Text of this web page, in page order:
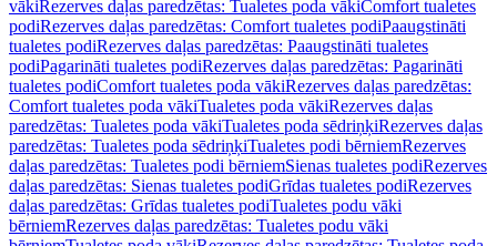
vākiRezerves daļas paredzētas: Tualetes poda vākiComfort tualetes
podiRezerves daļas paredzētas: Comfort tualetes podiPaaugstināti
tualetes podiRezerves daļas paredzētas: Paaugstināti tualetes
podiPagarināti tualetes podiRezerves daļas paredzētas: Pagarināti
tualetes podiComfort tualetes poda vākiRezerves daļas paredzētas:
Comfort tualetes poda vākiTualetes poda vākiRezerves daļas
paredzētas: Tualetes poda vākiTualetes poda sēdriņķiRezerves daļas
paredzētas: Tualetes poda sēdriņķiTualetes podi bērniemRezerves
daļas paredzētas: Tualetes podi bērniemSienas tualetes podiRezerves
daļas paredzētas: Sienas tualetes podiGrīdas tualetes podiRezerves
daļas paredzētas: Grīdas tualetes podiTualetes podu vāki
bērniemRezerves daļas paredzētas: Tualetes podu vāki